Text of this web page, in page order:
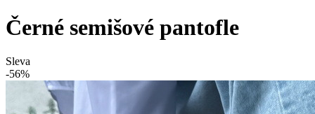
Černé semišové pantofle
Sleva
-56%